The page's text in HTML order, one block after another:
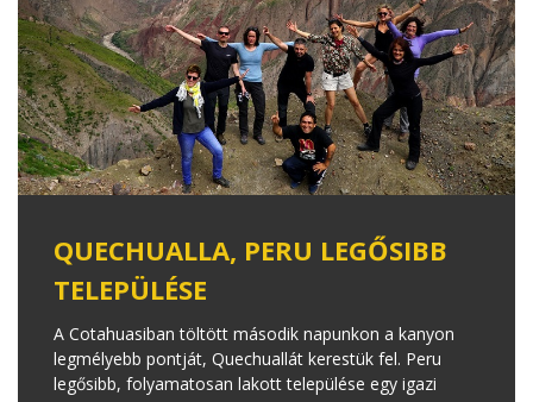
QUECHUALLA, PERU LEGŐSIBB
TELEPÜLÉSE
A Cotahuasiban töltött második napunkon a kanyon
legmélyebb pontját, Quechuallát kerestük fel. Peru
legősibb, folyamatosan lakott települése egy igazi